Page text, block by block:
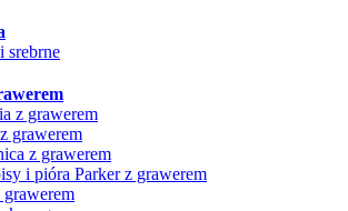
srebrne
z grawerem
grawerem
z grawerem
i pióra Parker z grawerem